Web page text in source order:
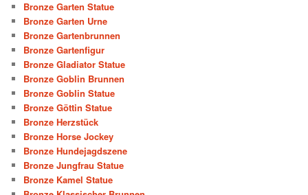
Bronze Garten Statue
Bronze Garten Urne
Bronze Gartenbrunnen
Bronze Gartenfigur
Bronze Gladiator Statue
Bronze Goblin Brunnen
Bronze Goblin Statue
Bronze Göttin Statue
Bronze Herzstück
Bronze Horse Jockey
Bronze Hundejagdszene
Bronze Jungfrau Statue
Bronze Kamel Statue